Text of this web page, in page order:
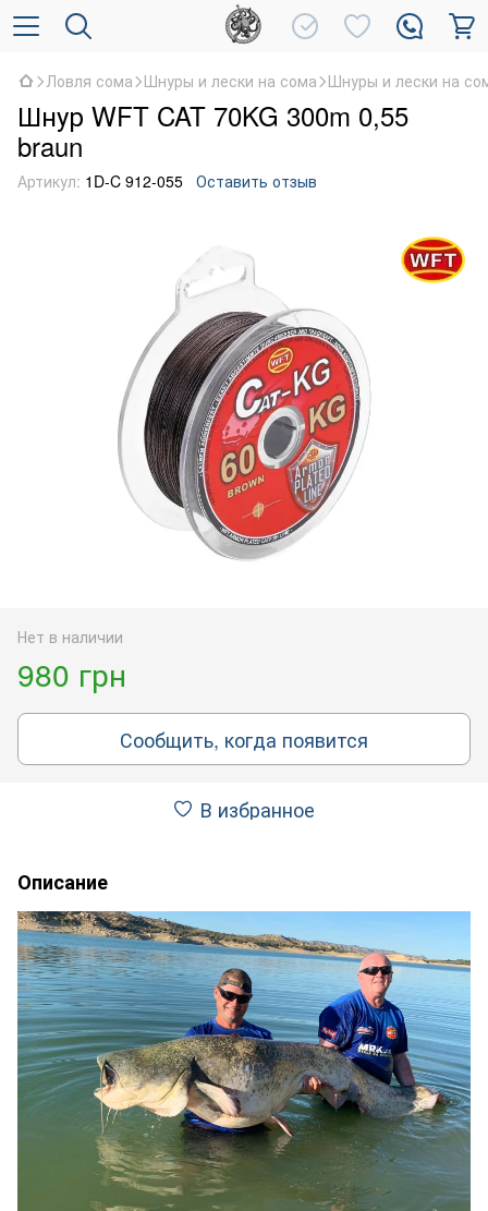
Ловля сома Шнуры и лески на сома Шнуры и лески на
Шнур WFT CAT 70KG 300m 0,55
braun
Артикул: 1D-C 912-055 Оставить отзыв
Нет в наличии
980 грн
Сообщить, когда появится
В избранное
Описание